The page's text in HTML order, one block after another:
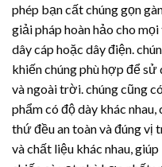
phép bạn cất chúng gọn
giải pháp hoàn hảo cho
dây cáp hoặc dây điện.
khiến chúng phù hợp để
và ngoài trời. chúng cũng
phẩm có độ dày khác
thứ đều an toàn và đúng vị
và chất liệu khác nhau,